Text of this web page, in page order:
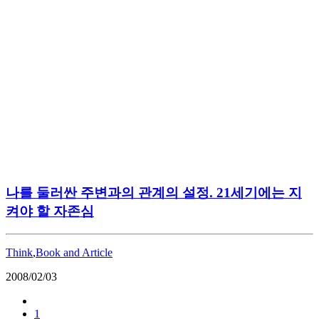
나를 둘러싼 주변과의 관계의 설정. 21세기에는 지
켜야 할 자존심
Think,Book and Article
2008/02/03
1